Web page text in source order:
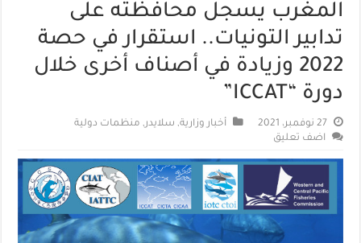
المغرب يسجل محافظته على
تدابير التونيات.. استقرار في حصة
2022 وزيادة في أصناف أخرى خلال
دورة “ICCAT”
27 نوفمبر، 2021 أخبار وزارية, سلايدر , منظمات دولية
اضف تعليق